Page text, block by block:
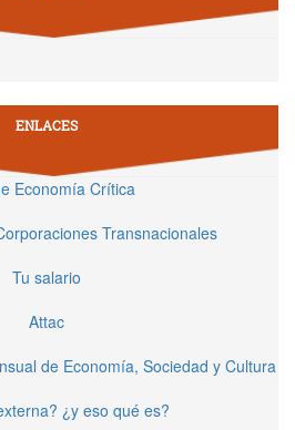
ENLACES
Economía Crítica
Transnacionales
Tu salario
Attac
de Economía, Sociedad y Cultura
¿y eso qué es?